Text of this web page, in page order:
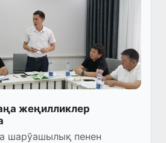
жеңилликлер
шарўашылық пенен